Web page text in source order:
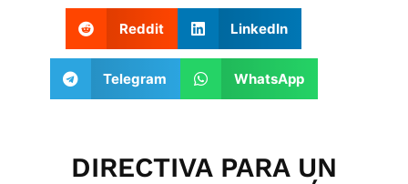
Reddit LinkedIn
Telegram WhatsApp
DIRECTIVA PARA UN